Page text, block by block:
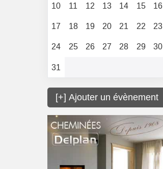
10
11 12 13 14 15
16
17
18 19 20 21 22
23
24
25 26 27 28 29
30
31
[+] Ajouter un évènement